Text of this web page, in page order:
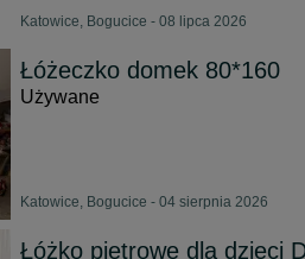
Katowice, Bogucice - 08 lipca 2026
Łóżeczko domek 80*160
Używane
Katowice, Bogucice - 04 sierpnia 2026
Łóżko piętrowe dla dzieci